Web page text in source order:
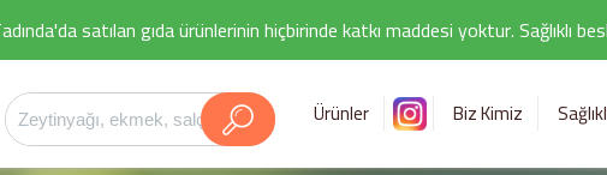
satılan gıda ürünlerinin hiçbirinde katkı maddesi yoktur. Sağlıklı
Ürünler Biz Kimiz